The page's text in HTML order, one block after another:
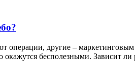
операции, другие –
бесполезными. Зависит